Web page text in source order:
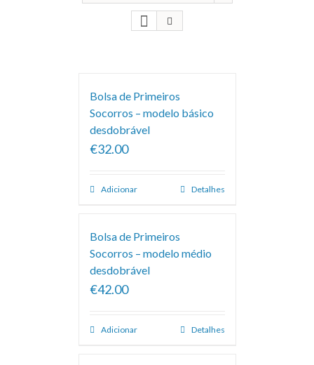
Bolsa de Primeiros
Socorros – modelo básico
desdobrável
€32.00
Adicionar Detalhes
Bolsa de Primeiros
Socorros – modelo médio
desdobrável
€42.00
Adicionar Detalhes